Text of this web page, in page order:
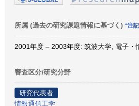
所属 (過去の研究課題情報に基づく) *注記
2001年度 – 2003年度: 筑波大学, 電子・
審査区分/研究分野
研究代表者
情報通信工学